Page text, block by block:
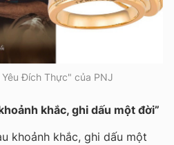
Đích Thực" của PNJ
khắc, ghi dấu một đời”
khoảnh khắc, ghi dấu một